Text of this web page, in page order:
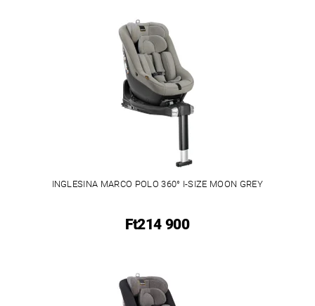
INGLESINA MARCO POLO 360° I-SIZE MOON GREY
Ft214 900